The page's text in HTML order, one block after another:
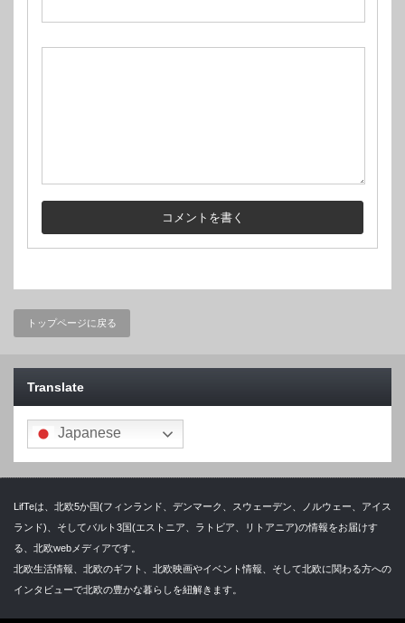
トップページに戻る
Translate
Japanese
LifTeは、北欧5か国(フィンランド、デンマーク、スウェーデン、ノルウェー、アイス
ランド)、そしてバルト3国(エストニア、ラトビア、リトアニア)の情報をお届けす
る、北欧webメディアです。
北欧生活情報、北欧のギフト、北欧映画やイベント情報、そして北欧に関わる方への
インタビューで北欧の豊かな暮らしを紐解きます。